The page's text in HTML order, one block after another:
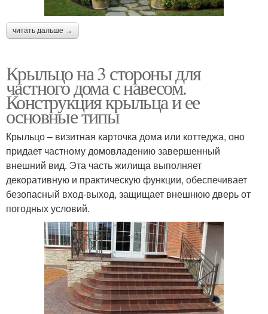
читать дальше →
Крыльцо на 3 стороны для
частного дома с навесом.
Конструкция крыльца и ее
основные типы
Крыльцо – визитная карточка дома или коттеджа, оно
придает частному домовладению завершенный
внешний вид. Эта часть жилища выполняет
декоративную и практическую функции, обеспечивает
безопасный вход-выход, защищает внешнюю дверь от
погодных условий.